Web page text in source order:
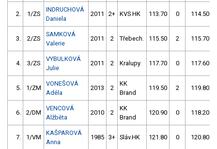
2. 1/ZS
INDRUCHOVÁ
Daniela
2011 2+ KVS HK 113.70 0 114.50
3. 2/ZS
SAMKOVÁ
Valerie
2011 2 Třebech. 115.50 2 115.70
4. 3/ZS
VYBULKOVÁ
Julie
2011 2 Kralupy 117.70 0 117.60
5. 1/ZM
VONEŠOVÁ
Adéla
2013 2
KK
Brand
119.50 2 119.80
6. 2/DM
VENCOVÁ
Alžběta
2010 2
KK
Brand
120.90 0 118.20
7. 1/VM
KAŠPAROVÁ
Anna
1985 3+ Sláv.HK 121.80 0 120.80